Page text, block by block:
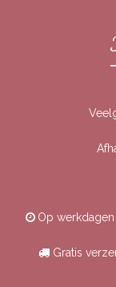
Op
Gratis